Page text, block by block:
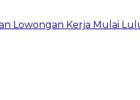
Lowongan Kerja Mulai